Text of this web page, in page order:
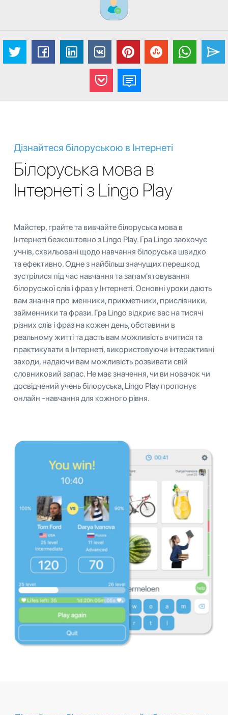
Дізнайтеся білоруською в Інтернеті
Білоруська мова в
Інтернеті з Lingo Play
Майстер, грайте та вивчайте білоруська мова в
Інтернеті безкоштовно з Lingo Play. Гра Lingo заохочує
учнів, схвильовані щодо навчання білоруська швидко
та ефективно. Одне з найбільш значущих перешкод
зустрілися під час навчання та запам'ятовування
білоруської слів і фраз у Інтернеті. Основні уроки дають
вам знання про іменники, прикметники, прислівники,
займенники та фрази. Гра Lingo відкриє вас на тисячі
різних слів і фраз на кожен день, обставини в
реальному житті та дасть вам можливість вчитися та
практикувати в Інтернеті, використовуючи інтерактивні
заходи, надаючи вам можливість розвивати свій
словниковий запас. Не має значення, чи ви новачок чи
досвідчений учень білоруська, Lingo Play пропонує
онлайн -навчання для кожного рівня.